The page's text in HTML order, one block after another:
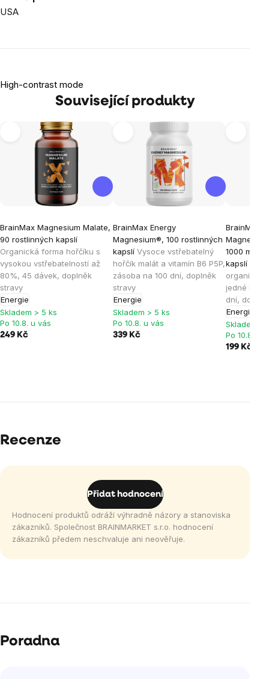
USA
High-contrast mode
Související produkty
BrainMax Magnesium Malate,
90 rostlinných kapslí
Organická forma hořčíku s
vysokou vstřebatelností až
80%, 45 dávek, doplněk
stravy
Energie
Skladem > 5 ks
Po 10.8. u vás
249 Kč
BrainMax Energy
Magnesium®, 100 rostlinných
kapslí Vysoce vstřebatelný
hořčík malát a vitamín B6 P5P,
zásoba na 100 dní, doplněk
stravy
Energie
Skladem > 5 ks
Po 10.8. u vás
339 Kč
BrainMax
1000 mg,
kapslí
organický
jedné
dní,
Energie
Skladem >
Po 10.8. u
199 Kč
Recenze
Přidat hodnocení
Hodnocení produktů odráží výhradně názory a stanoviska
zákazníků. Společnost BRAINMARKET s.r.o. hodnocení
zákazníků předem neschvaluje ani neověřuje.
Poradna